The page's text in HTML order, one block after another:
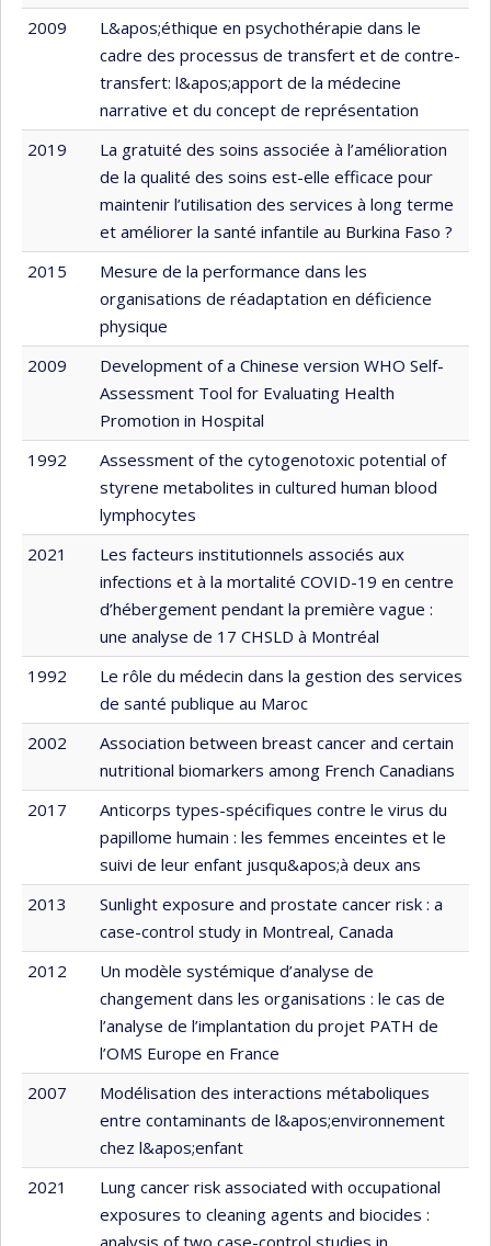
2009
L&apos;éthique en psychothérapie dans le
cadre des processus de transfert et de contre-
transfert: l&apos;apport de la médecine
narrative et du concept de représentation
2019
La gratuité des soins associée à l’amélioration
de la qualité des soins est-elle efficace pour
maintenir l’utilisation des services à long terme
et améliorer la santé infantile au Burkina Faso ?
2015
Mesure de la performance dans les
organisations de réadaptation en déficience
physique
2009
Development of a Chinese version WHO Self-
Assessment Tool for Evaluating Health
Promotion in Hospital
1992
Assessment of the cytogenotoxic potential of
styrene metabolites in cultured human blood
lymphocytes
2021
Les facteurs institutionnels associés aux
infections et à la mortalité COVID-19 en centre
d’hébergement pendant la première vague :
une analyse de 17 CHSLD à Montréal
1992
Le rôle du médecin dans la gestion des services
de santé publique au Maroc
2002
Association between breast cancer and certain
nutritional biomarkers among French Canadians
2017
Anticorps types-spécifiques contre le virus du
papillome humain : les femmes enceintes et le
suivi de leur enfant jusqu&apos;à deux ans
2013
Sunlight exposure and prostate cancer risk : a
case-control study in Montreal, Canada
2012
Un modèle systémique d’analyse de
changement dans les organisations : le cas de
l’analyse de l’implantation du projet PATH de
l’OMS Europe en France
2007
Modélisation des interactions métaboliques
entre contaminants de l&apos;environnement
chez l&apos;enfant
2021
Lung cancer risk associated with occupational
exposures to cleaning agents and biocides :
analysis of two case-control studies in